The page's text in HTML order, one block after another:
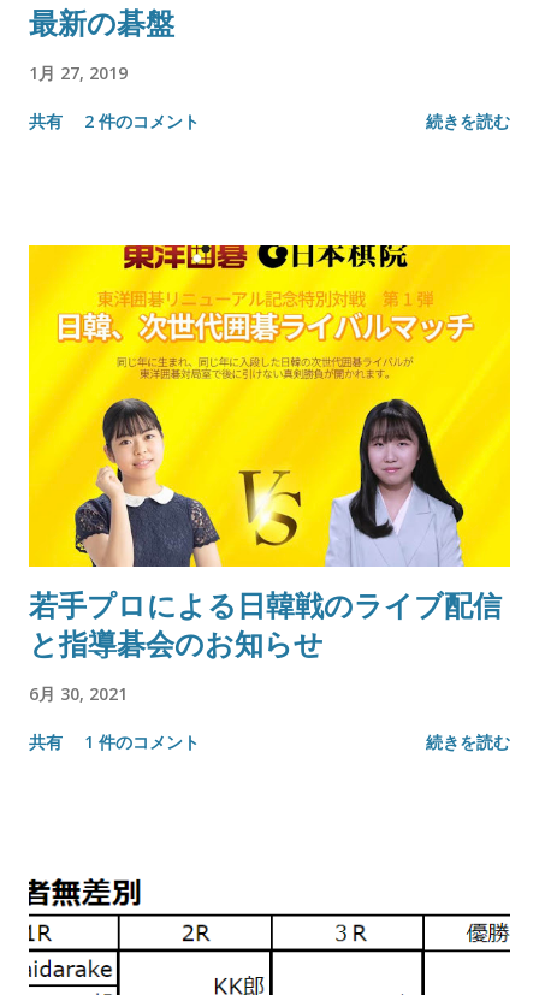
最新の碁盤
1月 27, 2019
共有 2 件のコメント 続きを読む
若手プロによる日韓戦のライブ配信
と指導碁会のお知らせ
6月 30, 2021
共有 1 件のコメント 続きを読む